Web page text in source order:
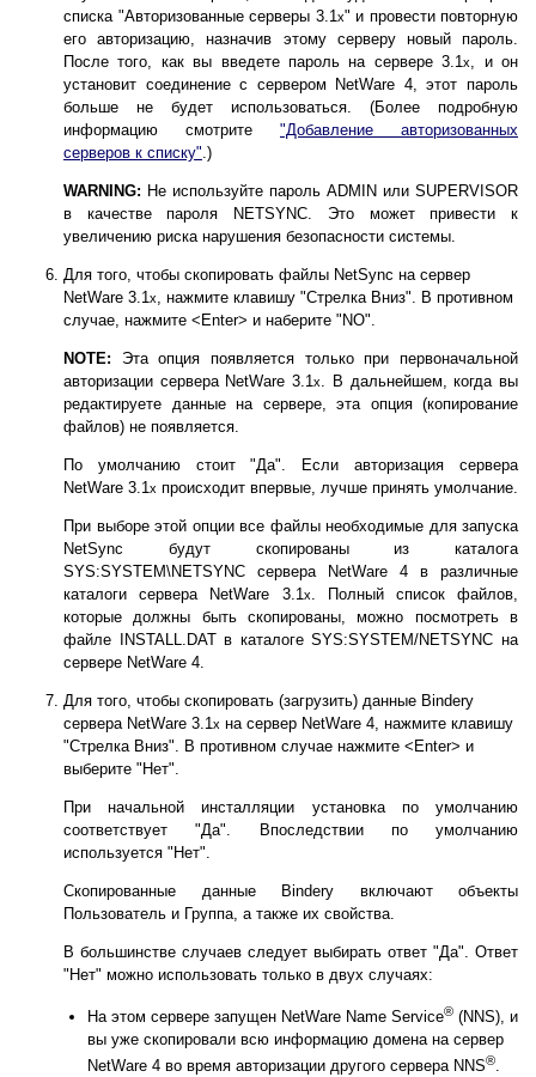
списка "Авторизованные серверы 3.1 x" и провести повторную
его авторизацию, назначив этому серверу новый пароль.
После того, как вы введете пароль на сервере 3.1x
, и он
установит соединение с сервером NetWare 4, этот пароль
больше не будет использоваться. (Более подробную
информацию смотрите "Добавление авторизованных
серверов к списку" .)
WARNING: Не используйте пароль ADMIN или SUPERVISOR
в качестве пароля NETSYNC. Это может привести к
увеличению риска нарушения безопасности системы.
Для того, чтобы скопировать файлы NetSync на сервер
NetWare 3.1 x
, нажмите клавишу "Стрелка Вниз". В противном
случае, нажмите <Enter> и наберите "NO".
NOTE: Эта опция появляется только при первоначальной
авторизации сервера NetWare 3.1x
. В дальнейшем, когда вы
редактируете данные на сервере, эта опция (копирование
файлов) не появляется.
По умолчанию стоит "Да". Если авторизация сервера
NetWare 3.1 x происходит впервые, лучше принять умолчание.
При выборе этой опции все файлы необходимые для запуска
NetSync будут скопированы из каталога
SYS:SYSTEM\NETSYNC сервера NetWare 4 в различные
каталоги сервера NetWare 3.1 x
. Полный список файлов,
которые должны быть скопированы, можно посмотреть в
файле INSTALL.DAT в каталоге SYS:SYSTEM/NETSYNC на
сервере NetWare 4.
Для того, чтобы скопировать (загрузить) данные Bindery
сервера NetWare 3.1 x на сервер NetWare 4, нажмите клавишу
"Стрелка Вниз". В противном случае нажмите <Enter> и
выберите "Нет".
При начальной инсталляции установка по умолчанию
соответствует "Да". Впоследствии по умолчанию
используется "Нет".
Скопированные данные Bindery включают объекты
Пользователь и Группа, а также их свойства.
В большинстве случаев следует выбирать ответ "Да". Ответ
"Нет" можно использовать только в двух случаях:
На этом сервере запущен NetWare Name Service® (NNS), и
вы уже скопировали всю информацию домена на сервер
NetWare 4 во время авторизации другого сервера NNS®.